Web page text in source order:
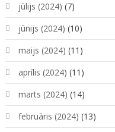
jūlijs (2024) (7)
jūnijs (2024) (10)
maijs (2024) (11)
aprīlis (2024) (11)
marts (2024) (14)
februāris (2024) (13)